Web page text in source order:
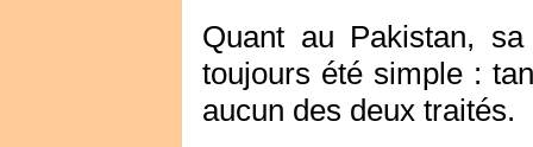
Quant au Pakistan,
toujours été simple :
aucun des deux traités.